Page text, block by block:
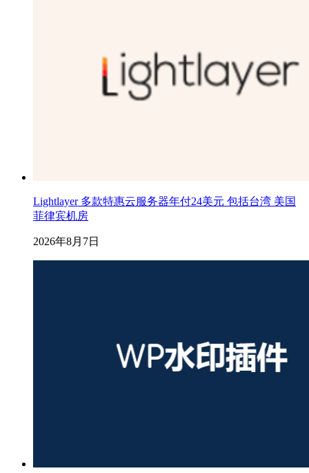
Lightlayer 多款特惠云服务器年付24美元 包括台湾 美国
菲律宾机房
2026年8月7日